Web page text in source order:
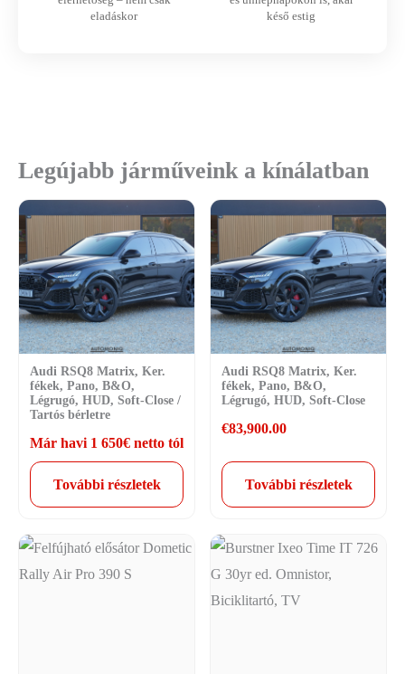
eladáskor
késő estig
Legújabb járműveink a kínálatban
Audi RSQ8 Matrix, Ker.
fékek, Pano, B&O,
Légrugó, HUD, Soft-Close /
Tartós bérletre
Már havi 1 650€ netto tól
További részletek
Audi RSQ8 Matrix, Ker.
fékek, Pano, B&O,
Légrugó, HUD, Soft-Close
€83,900.00
További részletek